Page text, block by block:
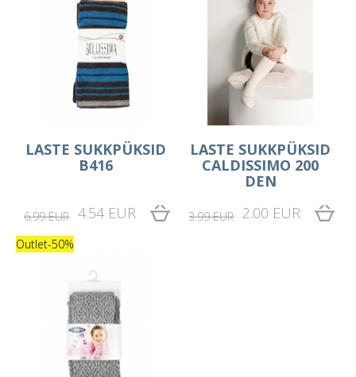
LASTE SUKKPÜKSID
B416
6.99 EUR 4.54 EUR
LASTE SUKKPÜKSID
CALDISSIMO 200
DEN
3.99 EUR 2.00 EUR
Outlet-50%